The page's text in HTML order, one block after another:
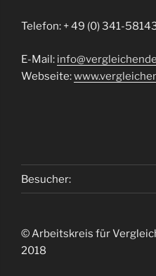
Telefon: + 49 (0) 341-
E-Mail:
Webseite:
Besucher:
© Arbeitskreis für
2018